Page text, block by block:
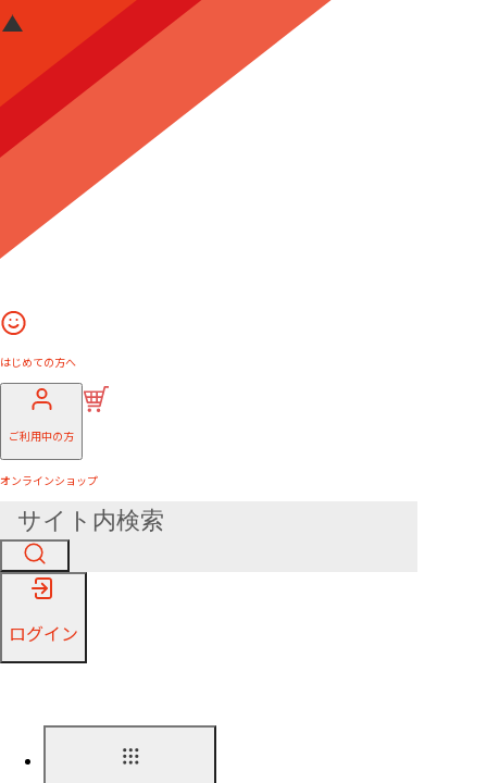
はじめての方へ
ご利用中の方
オンラインショップ
ログイン